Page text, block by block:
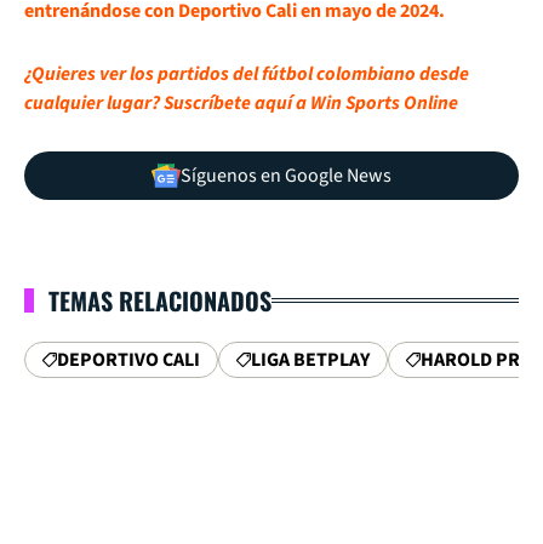
entrenándose con Deportivo Cali en mayo de 2024.
¿Quieres ver los partidos del fútbol colombiano desde
cualquier lugar? Suscríbete aquí a Win Sports Online
Síguenos en Google News
TEMAS RELACIONADOS
DEPORTIVO CALI LIGA BETPLAY HAROLD